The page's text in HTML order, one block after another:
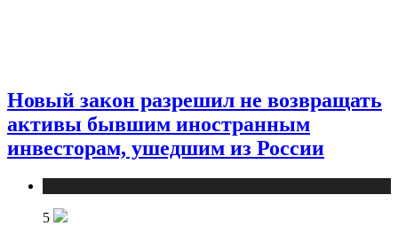
Новый закон разрешил не возвращать
активы бывшим иностранным
инвесторам, ушедшим из России
5